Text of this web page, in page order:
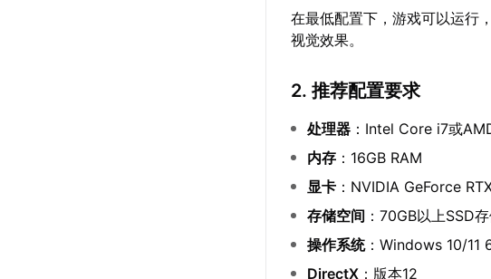
在最低配置下，游戏可以运行
视觉效果。
2. 推荐配置要求
处理器 ：Intel Core i7或
内存 ：16GB RAM
显卡 ：NVIDIA GeForce
存储空间 ：70GB以上SSD
操作系统：Windows 10/11
DirectX ：版本12